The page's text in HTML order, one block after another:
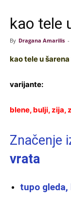
kao tele
By Dragana Amarilis -
kao tele u
varijante:
blene, bulji, zija,
Značenje
vrata
tupo gleda,